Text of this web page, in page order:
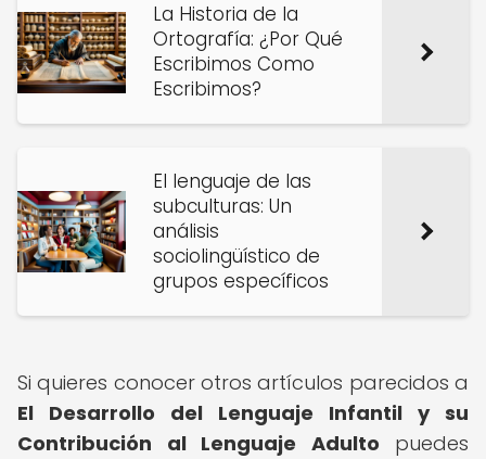
La Historia de la
Ortografía: ¿Por Qué
Escribimos Como
Escribimos?
El lenguaje de las
subculturas: Un
análisis
sociolingüístico de
grupos específicos
Si quieres conocer otros artículos parecidos a
El Desarrollo del Lenguaje Infantil y su
Contribución al Lenguaje Adulto puedes